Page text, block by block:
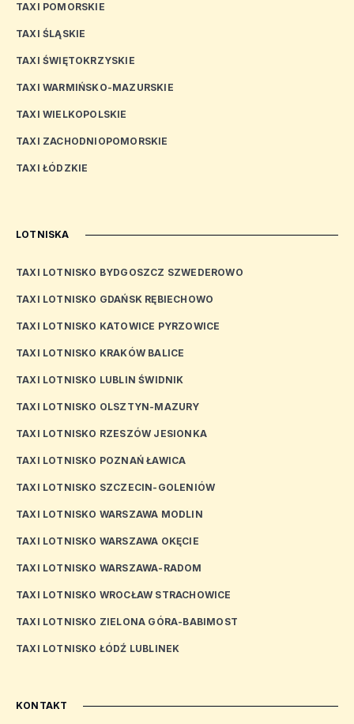
TAXI POMORSKIE
TAXI ŚLĄSKIE
TAXI ŚWIĘTOKRZYSKIE
TAXI WARMIŃSKO-MAZURSKIE
TAXI WIELKOPOLSKIE
TAXI ZACHODNIOPOMORSKIE
TAXI ŁÓDZKIE
LOTNISKA
TAXI LOTNISKO BYDGOSZCZ SZWEDEROWO
TAXI LOTNISKO GDAŃSK RĘBIECHOWO
TAXI LOTNISKO KATOWICE PYRZOWICE
TAXI LOTNISKO KRAKÓW BALICE
TAXI LOTNISKO LUBLIN ŚWIDNIK
TAXI LOTNISKO OLSZTYN-MAZURY
TAXI LOTNISKO RZESZÓW JESIONKA
TAXI LOTNISKO POZNAŃ ŁAWICA
TAXI LOTNISKO SZCZECIN-GOLENIÓW
TAXI LOTNISKO WARSZAWA MODLIN
TAXI LOTNISKO WARSZAWA OKĘCIE
TAXI LOTNISKO WARSZAWA-RADOM
TAXI LOTNISKO WROCŁAW STRACHOWICE
TAXI LOTNISKO ZIELONA GÓRA-BABIMOST
TAXI LOTNISKO ŁÓDŹ LUBLINEK
KONTAKT